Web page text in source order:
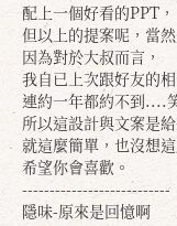
配上一個好看的PPT，
但以上的提案呢，當然
因為對於大叔而言，
我自已上次跟好友的
連約一年都約不到....
所以這設計與文案是
就這麼簡單，也沒想這
希望你會喜歡。
---------------------------
隱味-原來是回憶啊